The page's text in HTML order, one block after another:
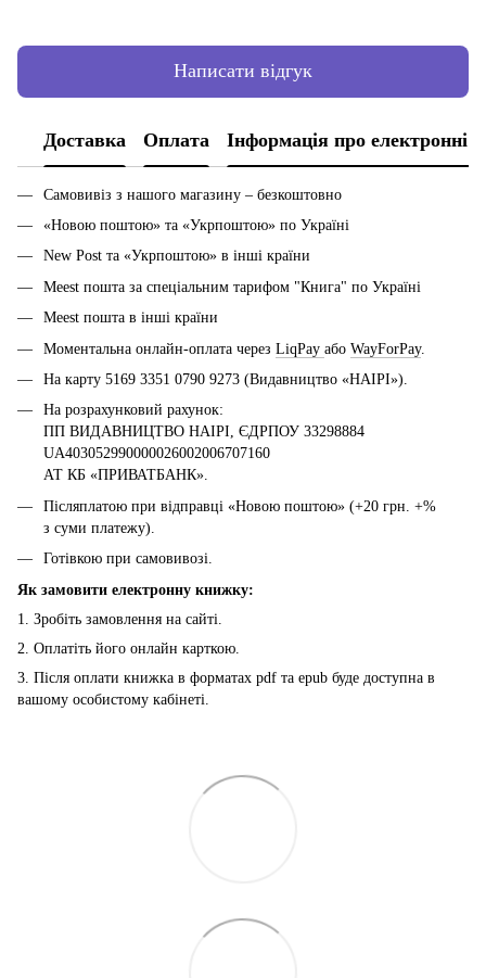
Написати відгук
Доставка Оплата Інформація про електронні
Самовивіз з нашого магазину – безкоштовно
«Новою поштою» та «Укрпоштою» по Україні
New Post та «Укрпоштою» в інші країни
Meest пошта за спеціальним тарифом "Книга" по Україні
Meest пошта в інші країни
Моментальна онлайн-оплата через LiqPay або WayForPay.
На карту 5169 3351 0790 9273 (Видавництво «НАІРІ»).
На розрахунковий рахунок:
ПП ВИДАВНИЦТВО НАІРІ, ЄДРПОУ 33298884
UA403052990000026002006707160
АТ КБ «ПРИВАТБАНК».
Післяплатою при відправці «Новою поштою» (+20 грн. +%
з суми платежу).
Готівкою при самовивозі.
Як замовити електронну книжку:
1. Зробіть замовлення на сайті.
2. Оплатіть його онлайн карткою.
3. Після оплати книжка в форматах pdf та epub буде доступна в
вашому особистому кабінеті.